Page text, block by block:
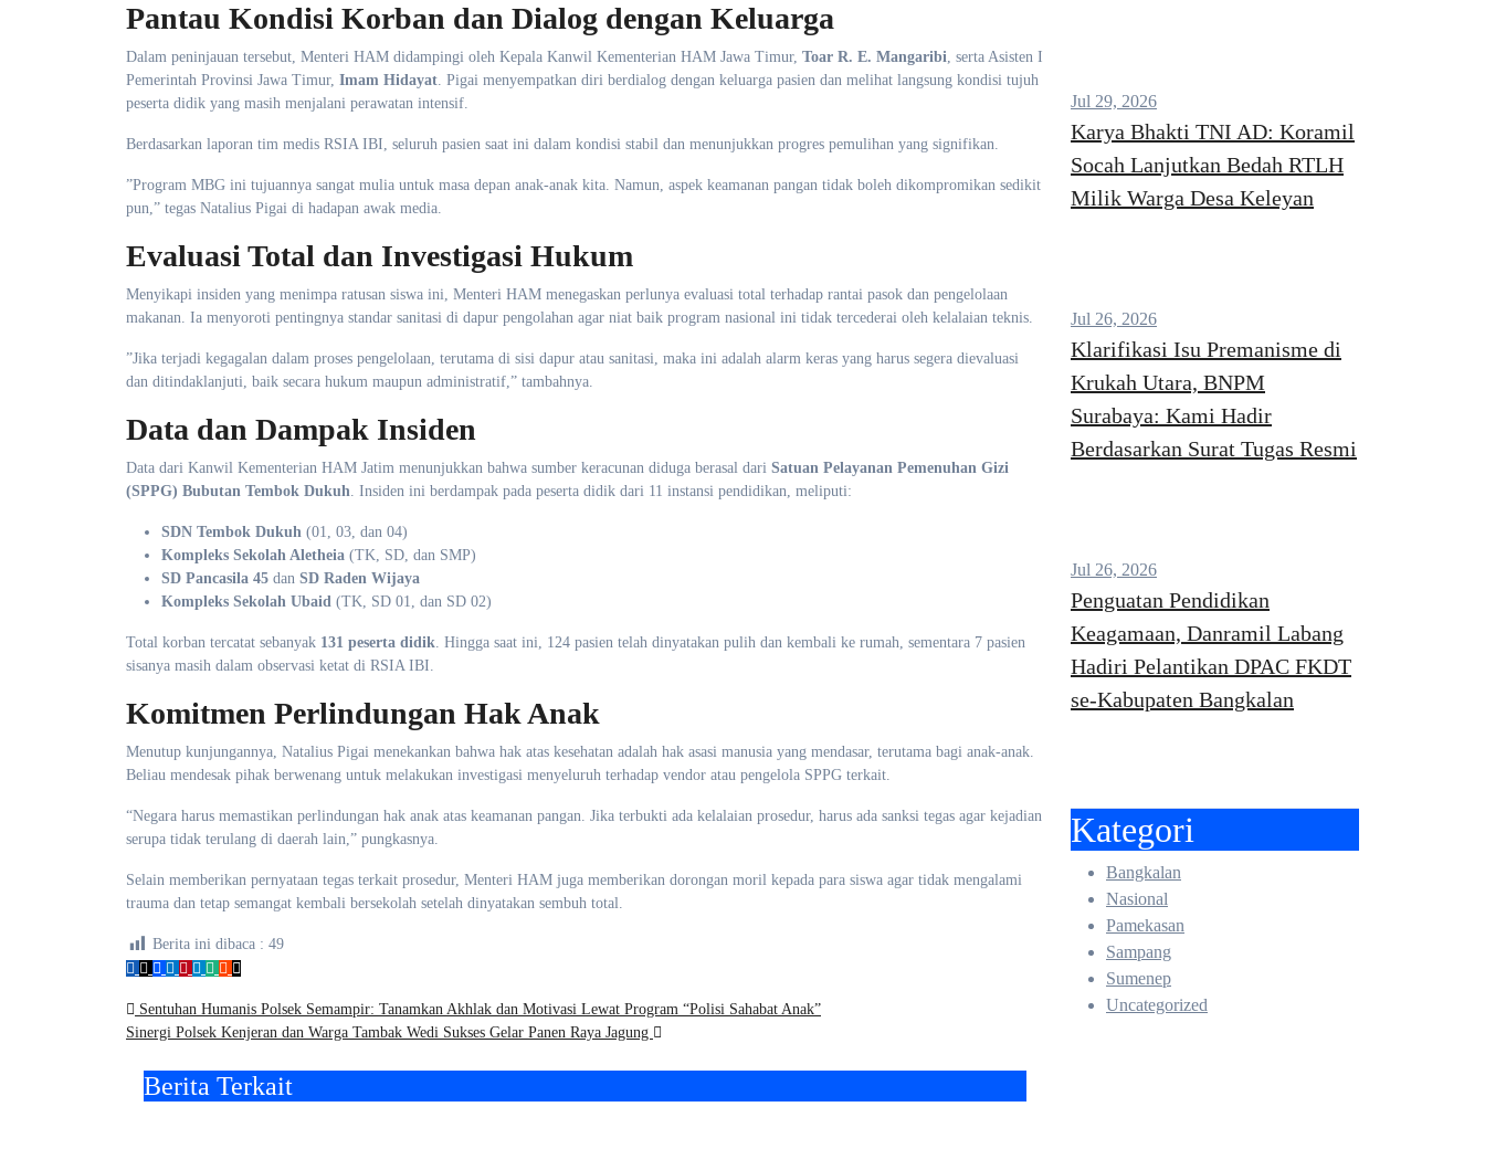
Pantau Kondisi Korban dan Dialog dengan Keluarga
​Dalam peninjauan tersebut, Menteri HAM didampingi oleh Kepala Kanwil Kementerian HAM Jawa Timur, Toar R. E. Mangaribi, serta Asisten I
Pemerintah Provinsi Jawa Timur, Imam Hidayat. Pigai menyempatkan diri berdialog dengan keluarga pasien dan melihat langsung kondisi tujuh
peserta didik yang masih menjalani perawatan intensif.
​Berdasarkan laporan tim medis RSIA IBI, seluruh pasien saat ini dalam kondisi stabil dan menunjukkan progres pemulihan yang signifikan.
​”Program MBG ini tujuannya sangat mulia untuk masa depan anak-anak kita. Namun, aspek keamanan pangan tidak boleh dikompromikan sedikit
pun,” tegas Natalius Pigai di hadapan awak media.
Evaluasi Total dan Investigasi Hukum
​Menyikapi insiden yang menimpa ratusan siswa ini, Menteri HAM menegaskan perlunya evaluasi total terhadap rantai pasok dan pengelolaan
makanan. Ia menyoroti pentingnya standar sanitasi di dapur pengolahan agar niat baik program nasional ini tidak tercederai oleh kelalaian teknis.
​”Jika terjadi kegagalan dalam proses pengelolaan, terutama di sisi dapur atau sanitasi, maka ini adalah alarm keras yang harus segera dievaluasi
dan ditindaklanjuti, baik secara hukum maupun administratif,” tambahnya.
Data dan Dampak Insiden
​Data dari Kanwil Kementerian HAM Jatim menunjukkan bahwa sumber keracunan diduga berasal dari Satuan Pelayanan Pemenuhan Gizi
(SPPG) Bubutan Tembok Dukuh. Insiden ini berdampak pada peserta didik dari 11 instansi pendidikan, meliputi:
SDN Tembok Dukuh (01, 03, dan 04)
Kompleks Sekolah Aletheia (TK, SD, dan SMP)
SD Pancasila 45 dan SD Raden Wijaya
Kompleks Sekolah Ubaid (TK, SD 01, dan SD 02)
​Total korban tercatat sebanyak 131 peserta didik. Hingga saat ini, 124 pasien telah dinyatakan pulih dan kembali ke rumah, sementara 7 pasien
sisanya masih dalam observasi ketat di RSIA IBI.
Komitmen Perlindungan Hak Anak
​Menutup kunjungannya, Natalius Pigai menekankan bahwa hak atas kesehatan adalah hak asasi manusia yang mendasar, terutama bagi anak-anak.
Beliau mendesak pihak berwenang untuk melakukan investigasi menyeluruh terhadap vendor atau pengelola SPPG terkait.
​“Negara harus memastikan perlindungan hak anak atas keamanan pangan. Jika terbukti ada kelalaian prosedur, harus ada sanksi tegas agar kejadian
serupa tidak terulang di daerah lain,” pungkasnya.
​Selain memberikan pernyataan tegas terkait prosedur, Menteri HAM juga memberikan dorongan moril kepada para siswa agar tidak mengalami
trauma dan tetap semangat kembali bersekolah setelah dinyatakan sembuh total.
Berita ini dibaca : 49
Navigasi
Sentuhan Humanis Polsek Semampir: Tanamkan Akhlak dan Motivasi Lewat Program “Polisi Sahabat Anak”
Sinergi Polsek Kenjeran dan Warga Tambak Wedi Sukses Gelar Panen Raya Jagung
Berita Terkait
Jul 29, 2026
Karya Bhakti TNI AD: Koramil
Socah Lanjutkan Bedah RTLH
Milik Warga Desa Keleyan
Jul 26, 2026
Klarifikasi Isu Premanisme di
Krukah Utara, BNPM
Surabaya: Kami Hadir
Berdasarkan Surat Tugas Resmi
Jul 26, 2026
Penguatan Pendidikan
Keagamaan, Danramil Labang
Hadiri Pelantikan DPAC FKDT
se-Kabupaten Bangkalan
Kategori
Bangkalan
Nasional
Pamekasan
Sampang
Sumenep
Uncategorized